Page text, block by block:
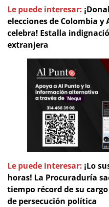
Le puede interesar:
elecciones de Colombia
celebra! Estalla
extranjera
Le puede interesar: ¡Lo
horas! La Procuraduría
tiempo récord de su
de persecución política